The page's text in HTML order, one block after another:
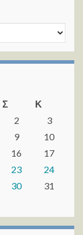
Σ
Κ
2
3
9
10
16
17
23
24
30
31